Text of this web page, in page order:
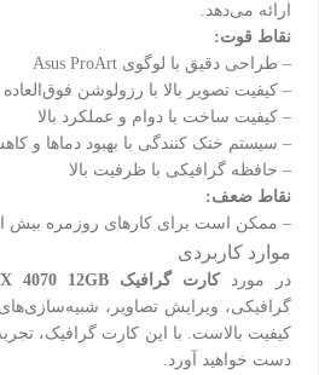
ارائه می‌دهد.
نقاط قوت:
– طراحی دقیق با لوگوی Asus ProArt
– کیفیت تصویر بالا با رزولوشن فوق‌العاده
– کیفیت ساخت با دوام و عملکرد بالا
– سیستم خنک کنندگی با بهبود دماها و
– حافظه گرافیکی با ظرفیت بالا
نقاط ضعف:
– ممکن است برای کارهای روزمره بیش
موارد کاربردی
در مورد کارت گرافیک RTX 4070 12GB
گرافیکی، ویرایش تصاویر،
کیفیت بالاست. با این کارت گرافیک،
دست خواهید آورد.